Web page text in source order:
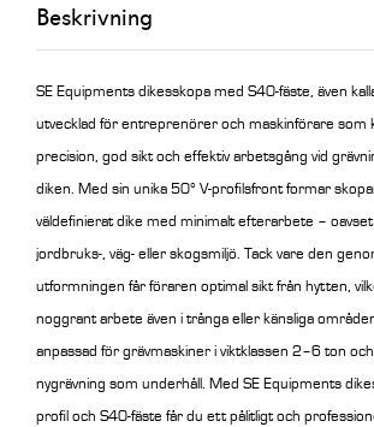
Beskrivning
SE Equipments dikesskopa med S40-fäste, även
utvecklad för entreprenörer och maskinförare som
precision, god sikt och effektiv arbetsgång vid
diken. Med sin unika 50° V-profilsfront formar
väldefinierat dike med minimalt efterarbete –
jordbruks-, väg- eller skogsmiljö. Tack vare den
utformningen får föraren optimal sikt från hytten,
noggrant arbete även i trånga eller känsliga
anpassad för grävmaskiner i viktklassen 2–6 ton
nygrävning som underhåll. Med SE Equipments
profil och S40-fäste får du ett pålitligt och